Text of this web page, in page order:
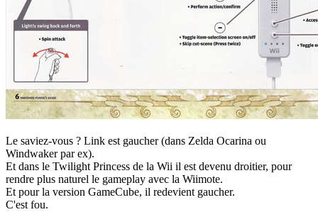
Le saviez-vous ? Link est gaucher (dans Zelda Ocarina ou
Windwaker par ex).
Et dans le Twilight Princess de la Wii il est devenu droitier, pour
rendre plus naturel le gameplay avec la Wiimote.
Et pour la version GameCube, il redevient gaucher.
C'est fou.